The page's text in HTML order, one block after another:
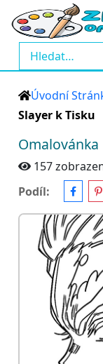
Úvodní
Slayer k Tisku
Omalovánka
157
Podíl: